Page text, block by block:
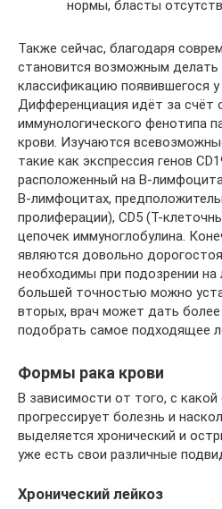
нормы, бласты
Также сейчас, благодаря
становится возможным
классификацию появившегося у
Дифференциация идёт за счёт
иммунологического фенотипа
крови. Изучаются
такие как экспрессия генов
расположенный на В-
В-лимфоцитах,
пролиферации), СD5 (Т-
цепочек иммуноглобулина.
являются довольно
необходимы при подозрении на
большей точностью можно
вторых, врач может дать
подобрать самое подходящее
Формы рака крови
В зависимости от того, с
прогрессирует болезнь и
выделяется хронический и
уже есть свои различные
Хронический лейкоз